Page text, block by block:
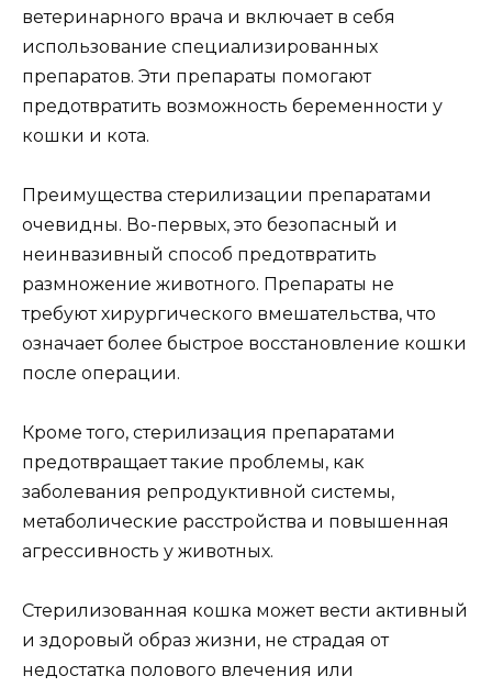
ветеринарного врача и включает в себя
использование специализированных
препаратов. Эти препараты помогают
предотвратить возможность беременности у
кошки и кота.
Преимущества стерилизации препаратами
очевидны. Во-первых, это безопасный и
неинвазивный способ предотвратить
размножение животного. Препараты не
требуют хирургического вмешательства, что
означает более быстрое восстановление кошки
после операции.
Кроме того, стерилизация препаратами
предотвращает такие проблемы, как
заболевания репродуктивной системы,
метаболические расстройства и повышенная
агрессивность у животных.
Стерилизованная кошка может вести активный
и здоровый образ жизни, не страдая от
недостатка полового влечения или